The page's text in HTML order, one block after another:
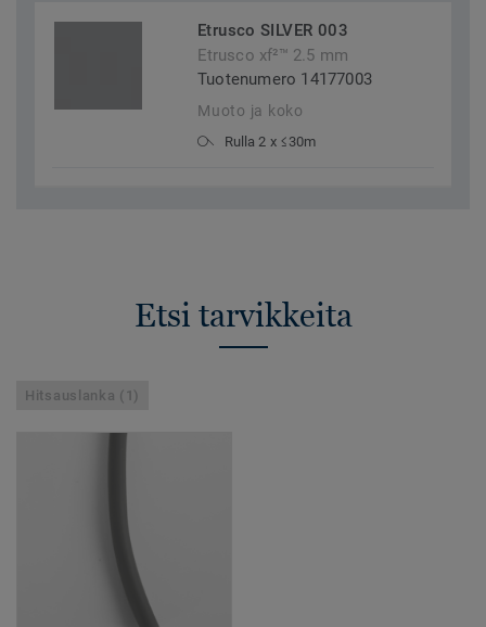
Etrusco SILVER 003
Etrusco xf²™ 2.5 mm
Tuotenumero 14177003
Muoto ja koko
Rulla 2 x ≤30m
Etsi tarvikkeita
Hitsauslanka (1)